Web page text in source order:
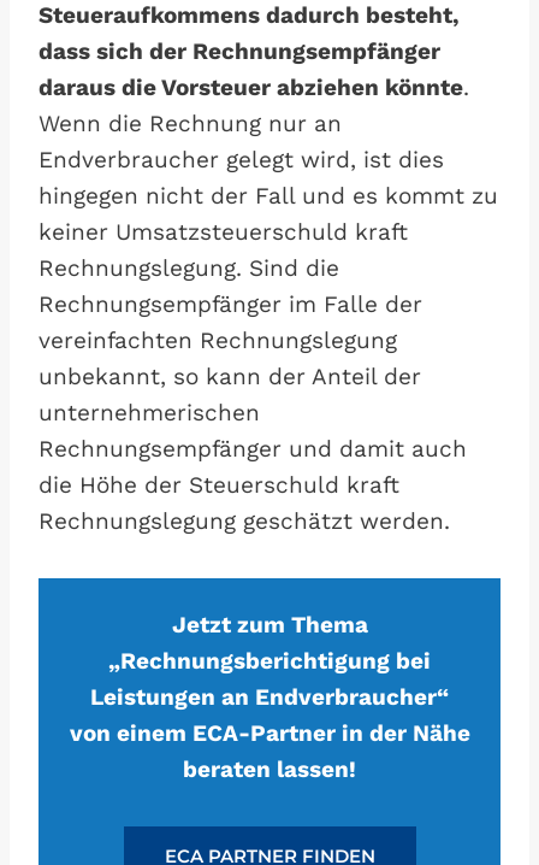
Steueraufkommens dadurch besteht,
dass sich der Rechnungsempfänger
daraus die Vorsteuer abziehen könnte.
Wenn die Rechnung nur an
Endverbraucher gelegt wird, ist dies
hingegen nicht der Fall und es kommt zu
keiner Umsatzsteuerschuld kraft
Rechnungslegung. Sind die
Rechnungsempfänger im Falle der
vereinfachten Rechnungslegung
unbekannt, so kann der Anteil der
unternehmerischen
Rechnungsempfänger und damit auch
die Höhe der Steuerschuld kraft
Rechnungslegung geschätzt werden.
Jetzt zum Thema
„Rechnungsberichtigung bei
Leistungen an Endverbraucher“
von einem ECA-Partner in der Nähe
beraten lassen!
ECA PARTNER FINDEN